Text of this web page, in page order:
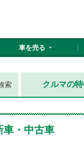
車を売る
索 クルマの
車・中古車